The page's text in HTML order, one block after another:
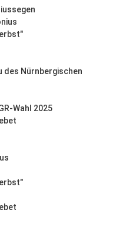
des Nürnbergischen
Wahl 2025